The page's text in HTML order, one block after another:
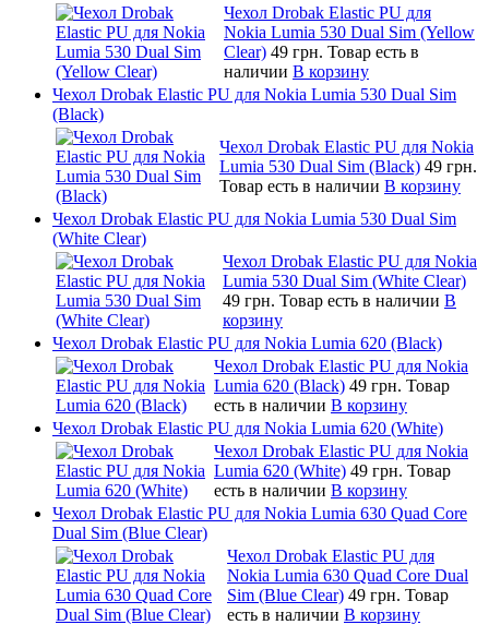
Чехол Drobak Elastic PU для
Nokia Lumia 530 Dual Sim (Yellow
Clear) 49 грн. Товар есть в
наличии В корзину
Чехол Drobak Elastic PU для Nokia Lumia 530 Dual Sim
(Black)
Чехол Drobak Elastic PU для Nokia
Lumia 530 Dual Sim (Black) 49 грн.
Товар есть в наличии В корзину
Чехол Drobak Elastic PU для Nokia Lumia 530 Dual Sim
(White Clear)
Чехол Drobak Elastic PU для Nokia
Lumia 530 Dual Sim (White Clear)
49 грн. Товар есть в наличии В
корзину
Чехол Drobak Elastic PU для Nokia Lumia 620 (Black)
Чехол Drobak Elastic PU для Nokia
Lumia 620 (Black) 49 грн. Товар
есть в наличии В корзину
Чехол Drobak Elastic PU для Nokia Lumia 620 (White)
Чехол Drobak Elastic PU для Nokia
Lumia 620 (White) 49 грн. Товар
есть в наличии В корзину
Чехол Drobak Elastic PU для Nokia Lumia 630 Quad Core
Dual Sim (Blue Clear)
Чехол Drobak Elastic PU для
Nokia Lumia 630 Quad Core Dual
Sim (Blue Clear) 49 грн. Товар
есть в наличии В корзину